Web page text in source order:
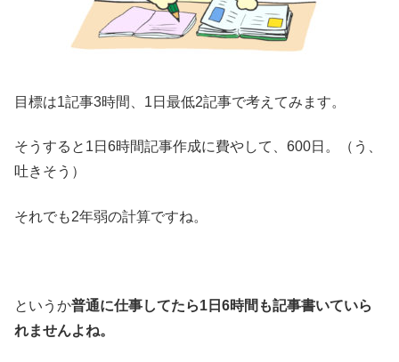
目標は1記事3時間、1日最低2記事で考えてみます。
そうすると1日6時間記事作成に費やして、600日。（う、
吐きそう）
それでも2年弱の計算ですね。
というか普通に仕事してたら1日6時間も記事書いていら
れませんよね。